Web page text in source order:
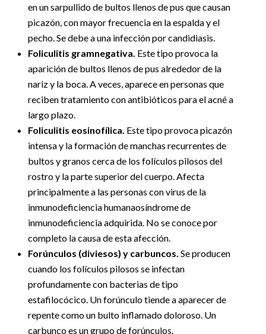
en un sarpullido de bultos llenos de pus que causan
picazón, con mayor frecuencia en la espalda y el
pecho. Se debe a una infección por candidiasis.
Foliculitis gramnegativa. Este tipo provoca la
aparición de bultos llenos de pus alrededor de la
nariz y la boca. A veces, aparece en personas que
reciben tratamiento con antibióticos para el acné a
largo plazo.
Foliculitis eosinofílica. Este tipo provoca picazón
intensa y la formación de manchas recurrentes de
bultos y granos cerca de los folículos pilosos del
rostro y la parte superior del cuerpo. Afecta
principalmente a las personas con virus de la
inmunodeficiencia humanaosíndrome de
inmunodeficiencia adquirida. No se conoce por
completo la causa de esta afección.
Forúnculos (diviesos) y carbuncos. Se producen
cuando los folículos pilosos se infectan
profundamente con bacterias de tipo
estafilocócico. Un forúnculo tiende a aparecer de
repente como un bulto inflamado doloroso. Un
carbunco es un grupo de forúnculos.